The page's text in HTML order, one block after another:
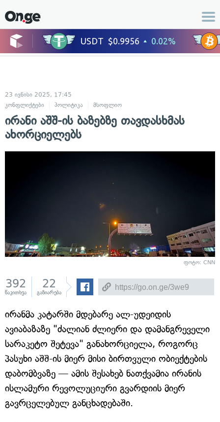
23 ივნისი 2025, 17:45
კონფლიქტები
პოლიტიკა მსოფლიო
ირანი აშშ-ის ბაზებზე თავდასხმას
ახორციელებს
ფოტო: CNN
392
წაკითხვა
22
გაზიარება
ირანმა კატარში მდებარე ალ-უდეიდის
ავიაბაზაზე "ძალიან ძლიერი და დამანგრეველი
სარაკეტო შეტევა" განახორციელა, როგორც
პასუხი აშშ-ის მიერ მისი ბირთვული ობიექტების
დაბომბვაზე — ამის შესახებ ნათქვამია ირანის
ისლამური რევოლუციური გვარდიის მიერ
გავრცელებულ განცხადებაში.